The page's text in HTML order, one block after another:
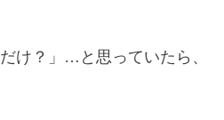
け？」…と思っていたら、